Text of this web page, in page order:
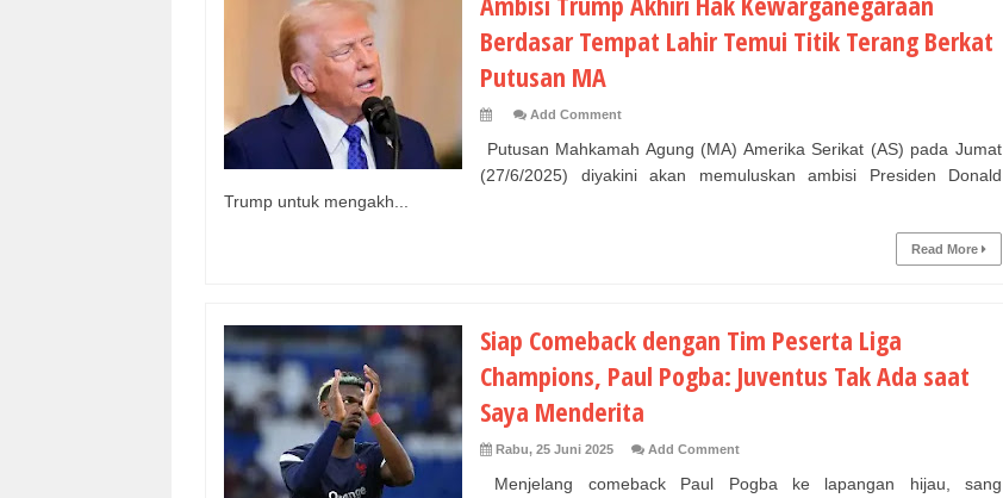
Berdasar Tempat Lahir Temui Titik Terang Berkat
Putusan MA
Add Comment
Putusan Mahkamah Agung (MA) Amerika Serikat (AS) pada Jumat
(27/6/2025) diyakini akan memuluskan ambisi Presiden Donald
Trump untuk mengakh...
Read More
Siap Comeback dengan Tim Peserta Liga
Champions, Paul Pogba: Juventus Tak Ada saat
Saya Menderita
Rabu, 25 Juni 2025 Add Comment
Menjelang comeback Paul Pogba ke lapangan hijau, sang